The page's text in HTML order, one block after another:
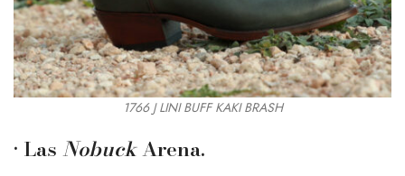
1766 J LINI BUFF KAKI BRASH
· Las NobuckArena.